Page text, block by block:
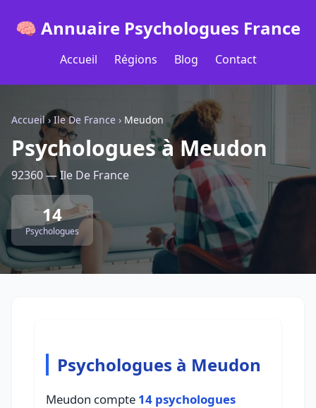
🧠 Annuaire Psychologues France
Accueil Régions Blog Contact
Accueil› Ile De France › Meudon
Psychologues à Meudon
92360 — Ile De France
14
Psychologues
Psychologues à Meudon
Meudon compte 14 psychologues